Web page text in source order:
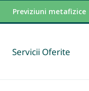
Previziuni metafizice
Servicii Oferite